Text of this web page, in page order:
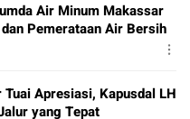
Air Minum Makassar
Pemerataan Air Bersih
Apresiasi, Kapusdal LH
yang Tepat